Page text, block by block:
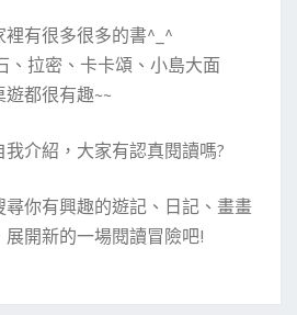
有很多很多的書^_^
、拉密、卡卡頌、小島大面
都很有趣~~
介紹，大家有認真閱讀嗎?
你有興趣的遊記、日記、畫畫
開新的一場閱讀冒險吧!